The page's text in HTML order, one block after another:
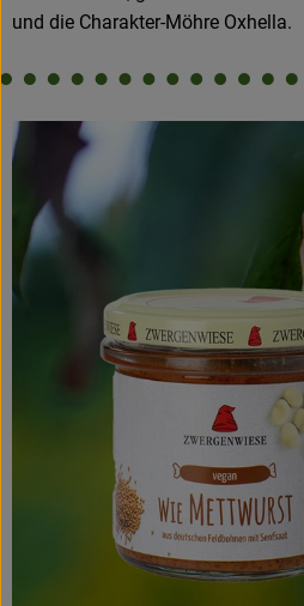
und die Charakter-Möhre Oxhella.